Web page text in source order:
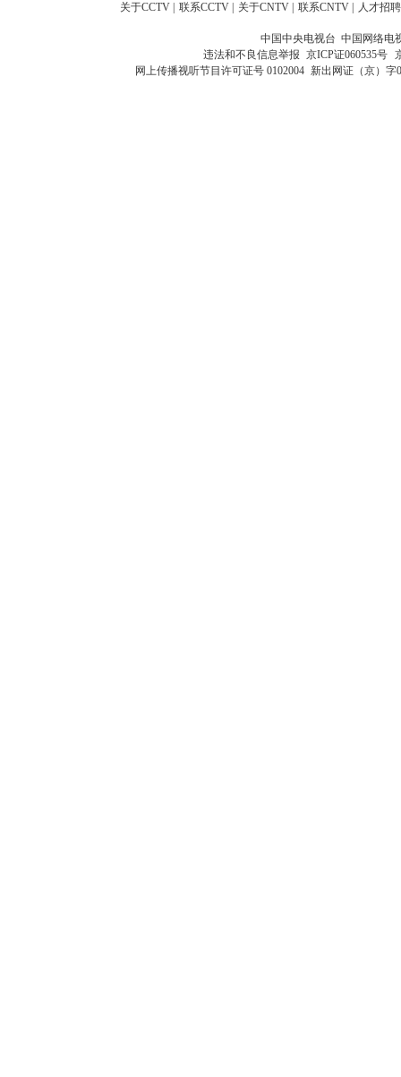
关于CCTV 联系CCTV 关于CNTV 联系CNTV 人才招聘
中国中央电视台 中国网络电
违法和不良信息举报 京ICP证060535号
网上传播视听节目许可证号 0102004 新出网证（京）